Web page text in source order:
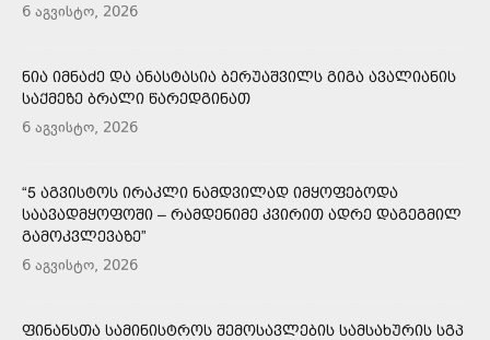
6 აგვისტო, 2026
ᲜᲘᲐ ᲘᲛᲜᲐᲫᲔ ᲓᲐ ᲐᲜᲐᲡᲢᲐᲡᲘᲐ ᲑᲔᲠᲣᲐᲨᲕᲘᲚᲡ ᲒᲘᲒᲐ ᲐᲕᲐᲚᲘᲐᲜᲘᲡ
ᲡᲐᲥᲛᲔᲖᲔ ᲑᲠᲐᲚᲘ ᲬᲐᲠᲔᲓᲒᲘᲜᲐᲗ
6 აგვისტო, 2026
“5 ᲐᲒᲕᲘᲡᲢᲝᲡ ᲘᲠᲐᲙᲚᲘ ᲜᲐᲛᲓᲕᲘᲚᲐᲓ ᲘᲛᲧᲝᲤᲔᲑᲝᲓᲐ
ᲡᲐᲐᲕᲐᲓᲛᲧᲝᲤᲝᲨᲘ – ᲠᲐᲛᲓᲔᲜᲘᲛᲔ ᲙᲕᲘᲠᲘᲗ ᲐᲓᲠᲔ ᲓᲐᲒᲔᲒᲛᲘᲚ
ᲒᲐᲛᲝᲙᲕᲚᲔᲕᲐᲖᲔ”
6 აგვისტო, 2026
ᲤᲘᲜᲐᲜᲡᲗᲐ ᲡᲐᲛᲘᲜᲘᲡᲢᲠᲝᲡ ᲨᲔᲛᲝᲡᲐᲕᲚᲔᲑᲘᲡ ᲡᲐᲛᲡᲐᲮᲣᲠᲘᲡ ᲡᲒᲞ